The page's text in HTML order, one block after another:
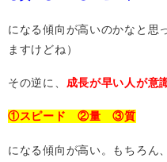
になる傾向が高いのかなと思
ますけどね）
その逆に、 成長が早い人が意
①スピード ②量 ③質
になる傾向が高い。もちろん